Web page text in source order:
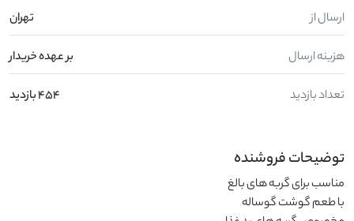
ارسال از تهران
هزینه ارسال بر عهده خریدار
تعداد بازدید 454 بازدید
توضیحات فروشنده